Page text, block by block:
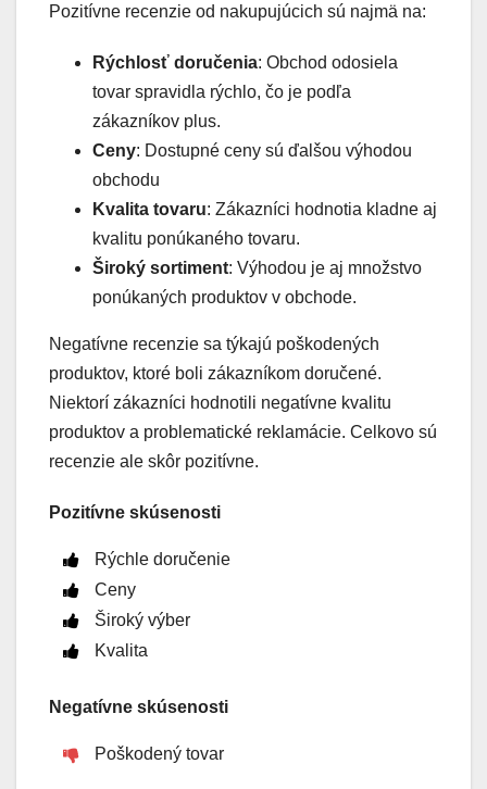
Pozitívne recenzie od nakupujúcich sú najmä na:
Rýchlosť doručenia: Obchod odosiela
tovar spravidla rýchlo, čo je podľa
zákazníkov plus.
Ceny: Dostupné ceny sú ďalšou výhodou
obchodu
Kvalita tovaru: Zákazníci hodnotia kladne aj
kvalitu ponúkaného tovaru.
Široký sortiment: Výhodou je aj množstvo
ponúkaných produktov v obchode.
Negatívne recenzie sa týkajú poškodených
produktov, ktoré boli zákazníkom doručené.
Niektorí zákazníci hodnotili negatívne kvalitu
produktov a problematické reklamácie. Celkovo sú
recenzie ale skôr pozitívne.
Pozitívne skúsenosti
Rýchle doručenie
Ceny
Široký výber
Kvalita
Negatívne skúsenosti
Poškodený tovar